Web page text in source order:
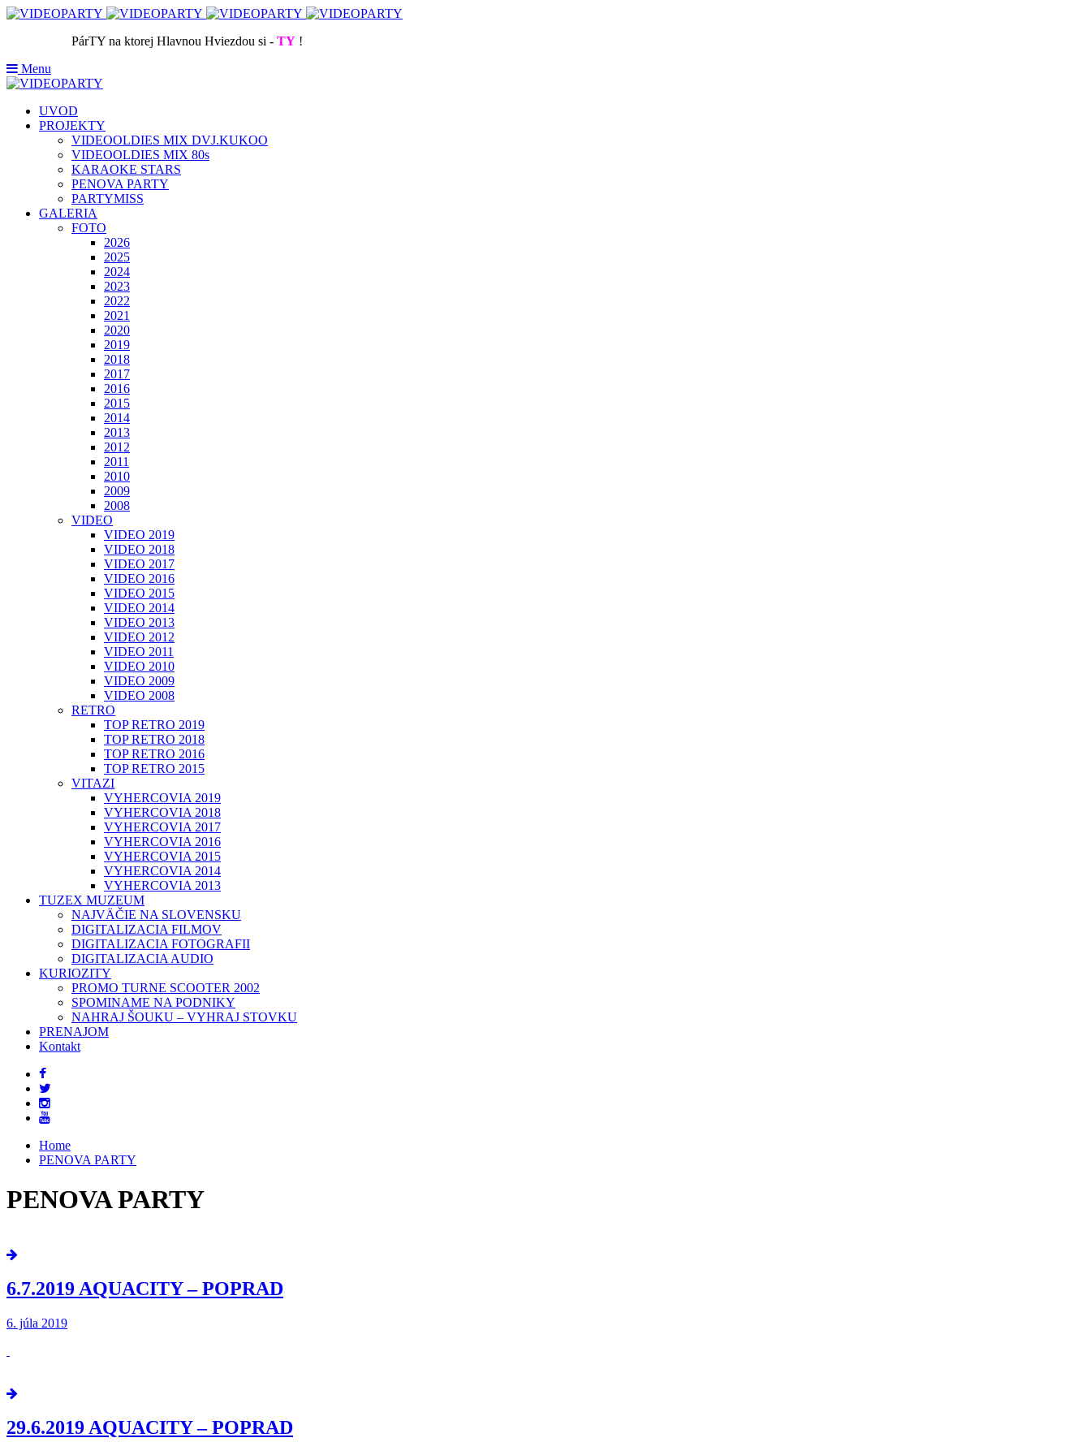
PárTY na ktorej Hlavnou Hviezdou si - TY !
Menu
UVOD
PROJEKTY
VIDEOOLDIES MIX DVJ.KUKOO
VIDEOOLDIES MIX 80s
KARAOKE STARS
PENOVA PARTY
PARTYMISS
GALERIA
FOTO
2026
2025
2024
2023
2022
2021
2020
2019
2018
2017
2016
2015
2014
2013
2012
2011
2010
2009
2008
VIDEO
VIDEO 2019
VIDEO 2018
VIDEO 2017
VIDEO 2016
VIDEO 2015
VIDEO 2014
VIDEO 2013
VIDEO 2012
VIDEO 2011
VIDEO 2010
VIDEO 2009
VIDEO 2008
RETRO
TOP RETRO 2019
TOP RETRO 2018
TOP RETRO 2016
TOP RETRO 2015
VITAZI
VYHERCOVIA 2019
VYHERCOVIA 2018
VYHERCOVIA 2017
VYHERCOVIA 2016
VYHERCOVIA 2015
VYHERCOVIA 2014
VYHERCOVIA 2013
TUZEX MUZEUM
NAJVÄČIE NA SLOVENSKU
DIGITALIZACIA FILMOV
DIGITALIZACIA FOTOGRAFII
DIGITALIZACIA AUDIO
KURIOZITY
PROMO TURNE SCOOTER 2002
SPOMINAME NA PODNIKY
NAHRAJ ŠOUKU – VYHRAJ STOVKU
PRENAJOM
Kontakt
Home
PENOVA PARTY
PENOVA PARTY
6.7.2019 AQUACITY – POPRAD
6. júla 2019
29.6.2019 AQUACITY – POPRAD